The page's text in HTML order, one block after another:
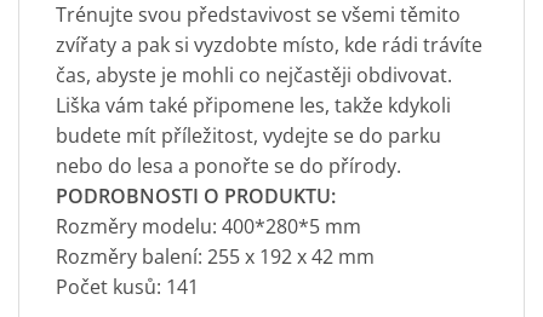
Trénujte svou představivost se všemi těmito
zvířaty a pak si vyzdobte místo, kde rádi trávíte
čas, abyste je mohli co nejčastěji obdivovat.
Liška vám také připomene les, takže kdykoli
budete mít příležitost, vydejte se do parku
nebo do lesa a ponořte se do přírody.
PODROBNOSTI O PRODUKTU:
Rozměry modelu: 400*280*5 mm
Rozměry balení: 255 x 192 x 42 mm
Počet kusů: 141